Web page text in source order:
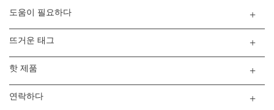
도움이 필요하다
뜨거운 태그
핫 제품
연락하다